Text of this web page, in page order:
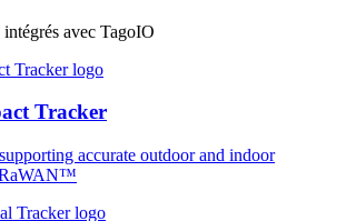
avec TagoIO
Tracker
accurate outdoor and indoor